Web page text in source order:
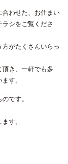
合わせた、お住まい
シをご覧くださ
がたくさんいらっ
き、一軒でも多
す。
です。
す。